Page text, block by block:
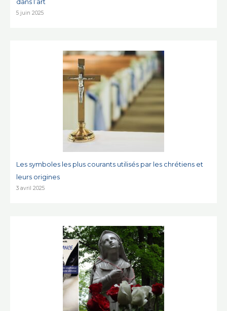
dans l’art
5 juin 2025
Les symboles les plus courants utilisés par les chrétiens et
leurs origines
3 avril 2025